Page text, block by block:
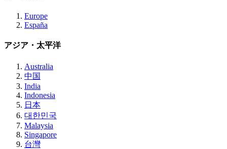
Europe
España
アジア・太平洋
Australia
中国
India
Indonesia
日本
대한민국
Malaysia
Singapore
台灣